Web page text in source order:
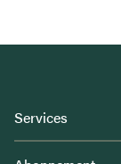
Services